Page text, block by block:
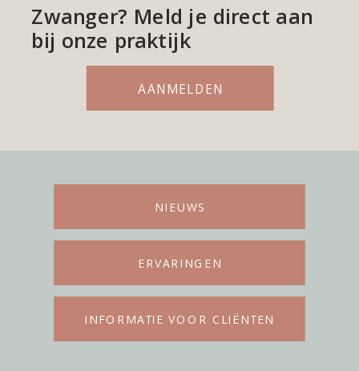
Zwanger? Meld je direct aan
bij onze praktijk
AANMELDEN
NIEUWS
ERVARINGEN
INFORMATIE VOOR CLIËNTEN